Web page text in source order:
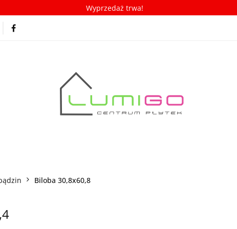
Wyprzedaż trwa!
Porady/ABC płytek Nowości
Biloba 30,8x60,8